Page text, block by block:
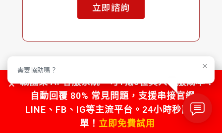
立即諮詢
所有方案均提供 7 天滿意保證，不滿
意全額退款
需要協助嗎？
戰國策 AI 客服系統，可1抵5位真人客服成本！
自動回覆 80% 常見問題，支援串接官網、
LINE、FB、IG等主流平台。24小時秒回不漏
單！ 立即免費試用